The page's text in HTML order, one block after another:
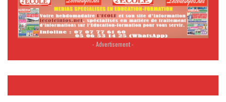
- Advertisement -